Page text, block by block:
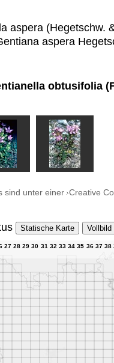
aspera (Hegetschw.
aspera
obtusifolia
sind unter einer Creative
Statische Karte Vollbild